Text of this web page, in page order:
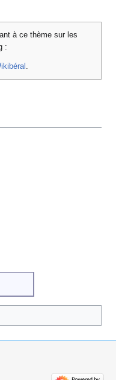
à ce thème sur les
:
.